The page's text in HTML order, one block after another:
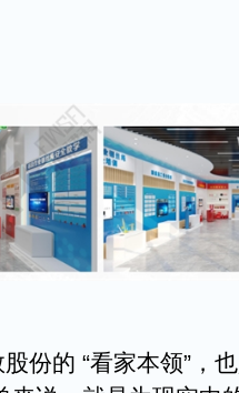
份的 “看家本领”，